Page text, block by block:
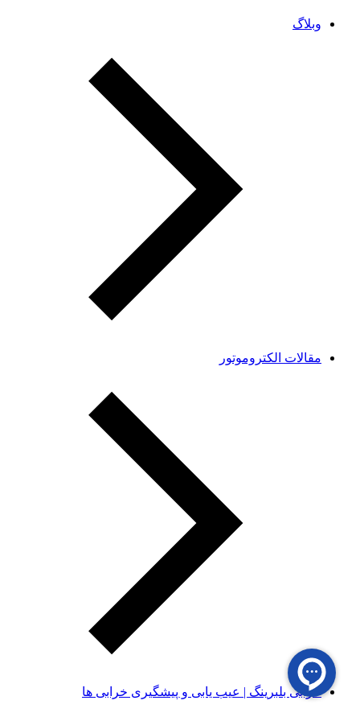
وبلاگ
مقالات الکتروموتور
خرابی بلبرینگ | عیب یابی و پیشگیری خرابی ها